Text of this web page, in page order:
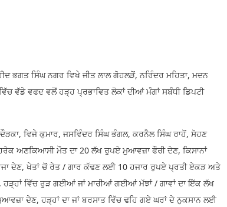
ਭਗਤ ਸਿੰਘ ਨਗਰ ਵਿਖੇ ਜੀਤ ਲਾਲ ਗੋਹਲੜੋਂ, ਨਰਿੰਦਰ ਮਹਿਤਾ, ਮਦਨ
ਵੱਡੇ ਵਫਦ ਵਲੋਂ ਹੜ੍ਹ ਪ੍ਰਭਾਵਿਤ ਲੋਕਾਂ ਦੀਆਂ ਮੰਗਾਂ ਸਬੰਧੀ ਡਿਪਟੀ
ਵਿਜੇ ਕੁਮਾਰ, ਜਸਵਿੰਦਰ ਸਿੰਘ ਭੰਗਲ, ਕਰਨੈਲ ਸਿੰਘ ਰਾਹੋਂ, ਸੋਹਣ
ਅਣਕਿਆਸੀ ਮੌਤ ਦਾ 20 ਲੱਖ ਰੁਪਏ ਮੁਆਵਜ਼ਾ ਫੌਰੀ ਦੇਣ, ਕਿਸਾਨਾਂ
ਦੇਣ, ਖੇਤਾਂ ਚੋਂ ਰੇਤ / ਗਾਰ ਕੱਢਣ ਲਈ 10 ਹਜਾਰ ਰੁਪਏ ਪ੍ਰਤੀ ਏਕੜ ਅਤੇ
ਹੜ੍ਹਾਂ ਵਿੱਚ ਰੁੜ ਗਈਆਂ ਜਾਂ ਮਾਰੀਆਂ ਗਈਆਂ ਮੱਝਾਂ / ਗਾਵਾਂ ਦਾ ਇੱਕ ਲੱਖ
ਦੇਣ, ਹੜ੍ਹਾਂ ਦਾ ਜਾਂ ਬਰਸਾਤ ਵਿੱਚ ਢਹਿ ਗਏ ਘਰਾਂ ਦੇ ਨੁਕਸਾਨ ਲਈ